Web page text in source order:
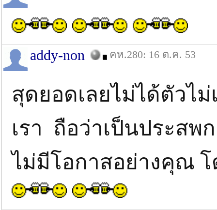
addy-non คห.280: 16 ต.ค. 53
สุดยอดเลยไม่ได้ตัวไ
เรา ถือว่าเป็นประส
ไม่มีโอกาสอย่างคุณ